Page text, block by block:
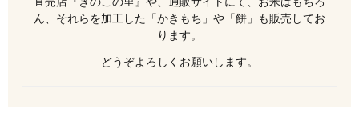
ん、それらを加工した「かきもち」や「餅」も販売してお
ります。
どうぞよろしくお願いします。